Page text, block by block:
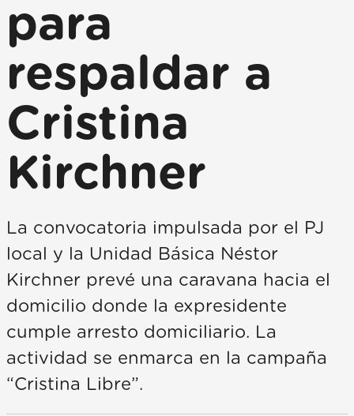
para
respaldar a
Cristina
Kirchner
La convocatoria impulsada por el PJ
local y la Unidad Básica Néstor
Kirchner prevé una caravana hacia el
domicilio donde la expresidente
cumple arresto domiciliario. La
actividad se enmarca en la campaña
“Cristina Libre”.